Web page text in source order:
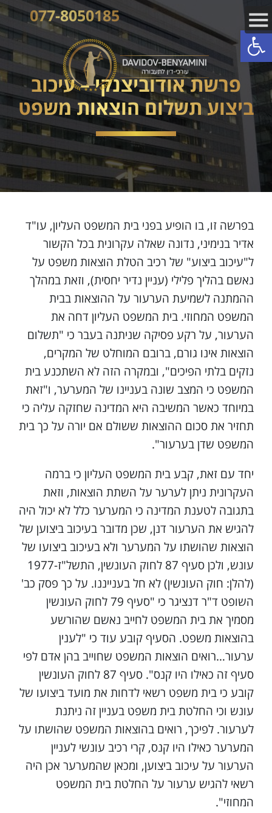
פתח סרגל נגישות
077-8050185
פרשת אודוביצנקי – עיכוב
ביצוע תשלום הוצאות משפט
בפרשה זו, בו הופיע בפני בית המשפט העליון, עו"ד
אדיר בנימיני, נדונה שאלה עקרונית בכל הקשור
ל"עיכוב ביצוע" של רכיב הטלת הוצאות משפט על
נאשם בהליך פלילי (עניין נדיר יחסית), וזאת במהלך
ההמתנה לשמיעת הערעור על ההוצאות בבית
המשפט המחוזי. בית המשפט העליון דחה את
הערעור, על רקע פסיקה שניתנה בעבר כי "תשלום
הוצאות אינו גורם, ברובם המוחלט של המקרים,
נזקים בלתי הפיכים", ובמקרה הזה לא השתכנע בית
המשפט כי המצב שונה בעניינו של המערער, ו"זאת
במיוחד כאשר המשיבה היא המדינה שחזקה עליה כי
תחזיר את סכום ההוצאות ששולם אם יורה על כך בית
המשפט שדן בערעור".
יחד עם זאת, קבע בית המשפט העליון כי ברמה
העקרונית ניתן לערער על השתת הוצאות, וזאת
בתגובה לטענת המדינה כי המערער כלל לא יכול היה
להגיש את הערעור דנן, שכן מדובר בעיכוב ביצוען של
הוצאות שהושתו על המערער ולא בעיכוב ביצועו של
עונש, ולכן סעיף 87 לחוק העונשין, התשל"ז-1977
(להלן: חוק העונשין) לא חל בענייננו. על כך פסק כב'
השופט ד"ר דנציגר כי "סעיף 79 לחוק העונשין
מסמיך את בית המשפט לחייב נאשם שהורשע
בהוצאות משפט. הסעיף קובע עוד כי "לענין
ערעור…רואים הוצאות המשפט שחוייב בהן אדם לפי
סעיף זה כאילו היו קנס". סעיף 87 לחוק העונשין
קובע כי בית משפט רשאי לדחות את מועד ביצועו של
עונש וכי החלטת בית משפט בעניין זה ניתנת
לערעור. לפיכך, רואים בהוצאות המשפט שהושתו על
המערער כאילו היו קנס, קרי רכיב עונשי לעניין
הערעור על עיכוב ביצוען, ומכאן שהמערער אכן היה
רשאי להגיש ערעור על החלטת בית המשפט
המחוזי".